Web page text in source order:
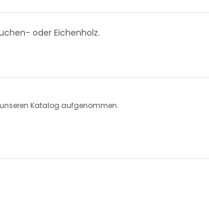
oder Eichenholz.
unseren Katalog aufgenommen.